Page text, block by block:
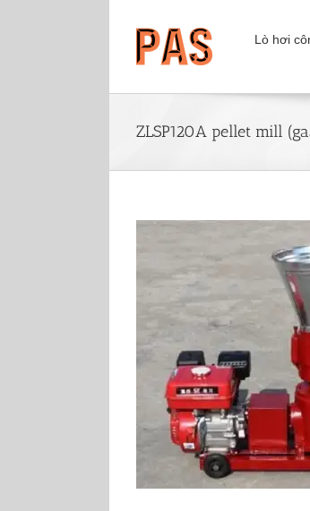
Lò hơi
ZLSP120A pellet mill